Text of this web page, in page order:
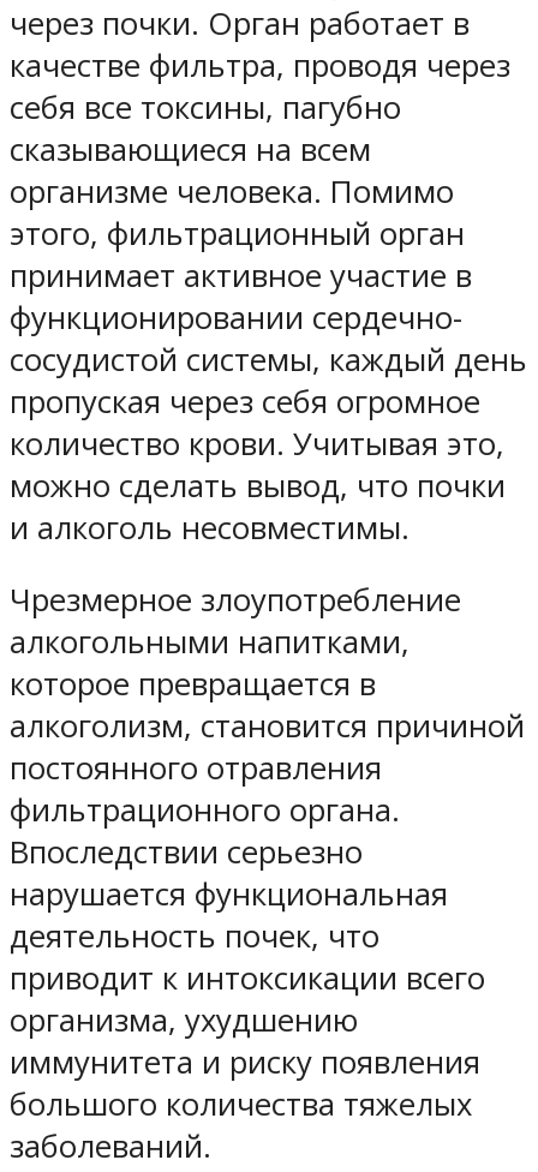
через почки. Орган работает в
качестве фильтра, проводя через
себя все токсины, пагубно
сказывающиеся на всем
организме человека. Помимо
этого, фильтрационный орган
принимает активное участие в
функционировании сердечно-
сосудистой системы, каждый день
пропуская через себя огромное
количество крови. Учитывая это,
можно сделать вывод, что почки
и алкоголь несовместимы.
Чрезмерное злоупотребление
алкогольными напитками,
которое превращается в
алкоголизм, становится причиной
постоянного отравления
фильтрационного органа.
Впоследствии серьезно
нарушается функциональная
деятельность почек, что
приводит к интоксикации всего
организма, ухудшению
иммунитета и риску появления
большого количества тяжелых
заболеваний.